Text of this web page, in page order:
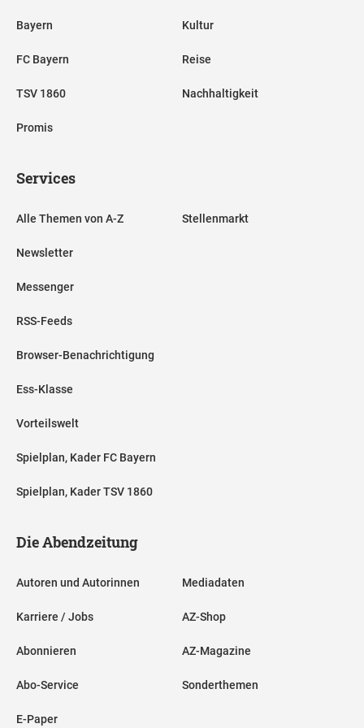
Bayern
FC Bayern
TSV 1860
Promis
Kultur
Reise
Nachhaltigkeit
Services
Alle Themen von A-Z
Newsletter
Messenger
RSS-Feeds
Browser-Benachrichtigung
Ess-Klasse
Vorteilswelt
Spielplan, Kader FC Bayern
Spielplan, Kader TSV 1860
Stellenmarkt
Die Abendzeitung
Autoren und Autorinnen
Karriere / Jobs
Abonnieren
Abo-Service
E-Paper
Mediadaten
AZ-Shop
AZ-Magazine
Sonderthemen